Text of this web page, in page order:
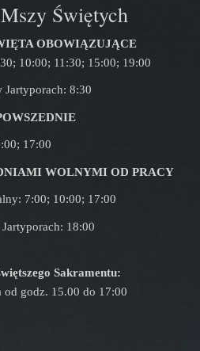
Świętych
OBOWIĄZUJĄCE
10:00; 11:30; 15:00; 19:00
Jartyporach: 8:30
17:00
WOLNYMI OD PRACY
7:00; 10:00; 17:00
18:00
Sakramentu:
od godz. 15.00 do 17:00